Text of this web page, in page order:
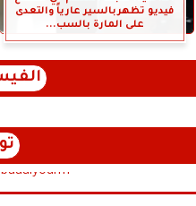
فيديو تظهربالسير عارياً والتعدى
على المارة بالسب...